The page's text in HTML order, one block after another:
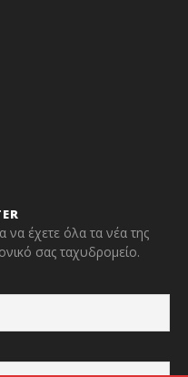
να έχετε όλα τα νέα της
σας ταχυδρομείο.